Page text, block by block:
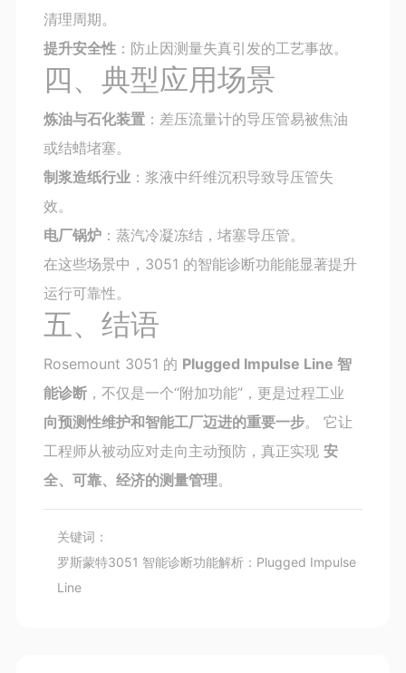
清理周期。
提升安全性 ：防止因测量失真引发的工艺事故。
四、典型应用场景
炼油与石化装置 ：差压流量计的导压管易被焦油
或结蜡堵塞。
制浆造纸行业 ：浆液中纤维沉积导致导压管失
效。
电厂锅炉 ：蒸汽冷凝冻结，堵塞导压管。
在这些场景中，3051 的智能诊断功能能显著提升
运行可靠性。
五、结语
Rosemount 3051 的 Plugged Impulse Line 智
能诊断 ，不仅是一个“附加功能”，更是过程工业
向预测性维护和智能工厂迈进的重要一步。 它让
工程师从被动应对走向主动预防，真正实现安
全、可靠、经济的测量管理。
关键词：
罗斯蒙特3051 智能诊断功能解析：Plugged Impulse
Line